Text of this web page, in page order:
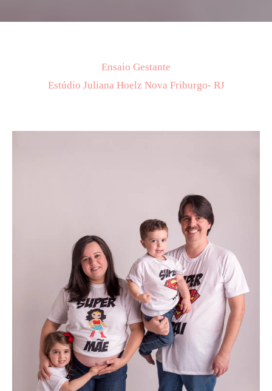
Ensaio Gestante
Estúdio Juliana Hoelz Nova Friburgo- RJ